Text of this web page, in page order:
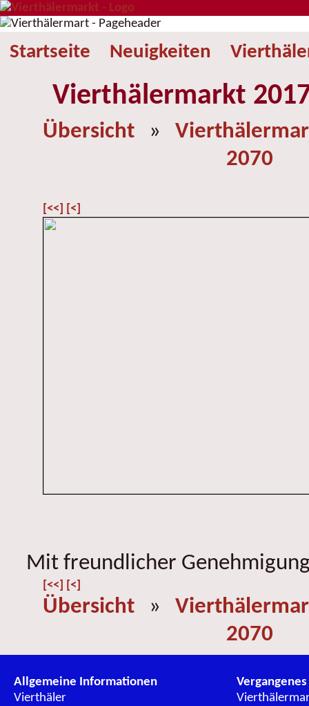
Startseite Neuigkeiten
Vierthälermarkt
Übersicht »
2070
[<<] [<]
Mit freundlicher
[<<] [<]
Übersicht »
2070
Allgemeine Informationen
Vierthäler
Vergangenes